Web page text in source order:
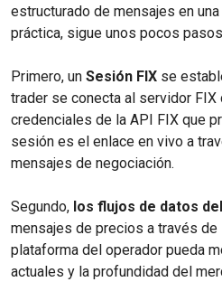
estructurado de mensajes en
práctica, sigue unos pocos
Primero, un Sesión FIX se
trader se conecta al servidor
credenciales de la API FIX que
sesión es el enlace en vivo a
mensajes de negociación.
Segundo, los flujos de datos
mensajes de precios a través de
plataforma del operador pueda
actuales y la profundidad del